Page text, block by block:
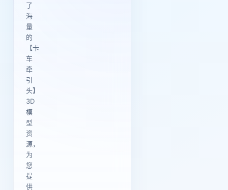
了
海
量
的
【卡
车
牵
引
头】
3D
模
型
资
源，
为
您
提
供